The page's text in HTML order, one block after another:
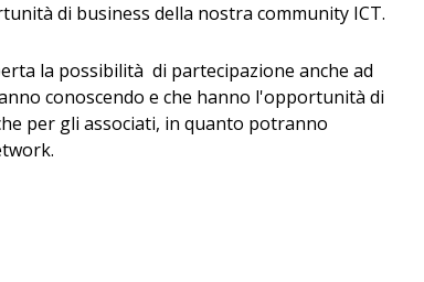
di business della nostra community ICT.
la possibilità di partecipazione anche ad
conoscendo e che hanno l'opportunità di
per gli associati, in quanto potranno